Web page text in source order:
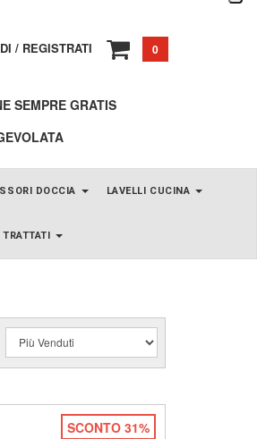
/ REGISTRATI 0
SEMPRE GRATIS
DOCCIA LAVELLI CUCINA
SCONTO 31%